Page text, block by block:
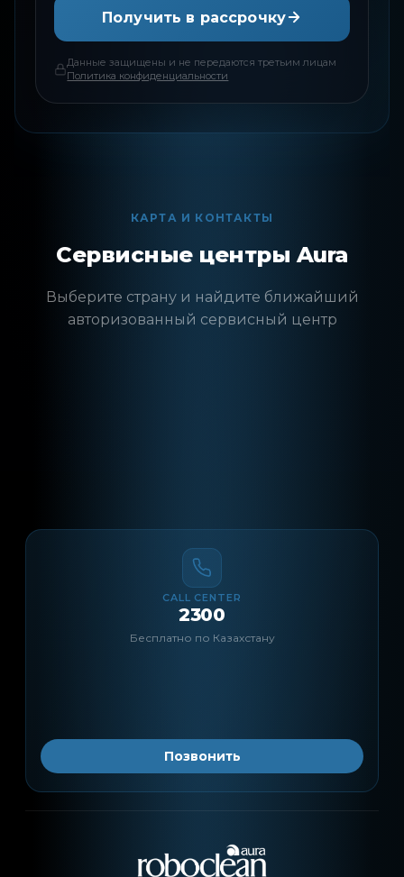
Получить в рассрочку
Данные защищены и не передаются третьим лицам
Политика конфиденциальности
КАРТА И КОНТАКТЫ
Сервисные центры Aura
Выберите страну и найдите ближайший
авторизованный сервисный центр
CALL CENTER
2300
Бесплатно по Казахстану
Позвонить